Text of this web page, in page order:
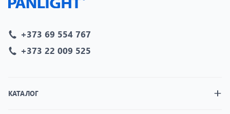
+373 69 554 767
+373 22 009 525
КАТАЛОГ